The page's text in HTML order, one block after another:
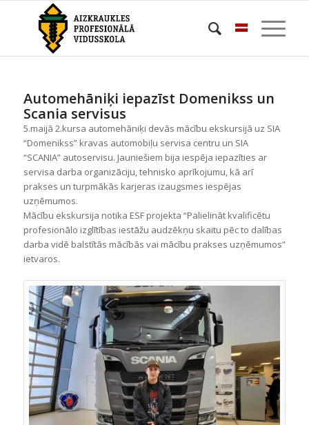
Automehāniķi iepazīst Domenikss un
Scania servisus
5.maijā 2.kursa automehāniķi devās mācību ekskursijā uz SIA
“Domenikss” kravas automobiļu servisa centru un SIA
“SCANIA” autoservisu. Jauniešiem bija iespēja iepazīties ar
servisa darba organizāciju, tehnisko aprīkojumu, kā arī
prakses un turpmākās karjeras izaugsmes iespējas
uzņēmumos.
Mācību ekskursija notika ESF projekta “Palielināt kvalificētu
profesionālo izglītības iestāžu audzēkņu skaitu pēc to dalības
darba vidē balstītās mācībās vai mācību prakses uzņēmumos”
ietvaros.